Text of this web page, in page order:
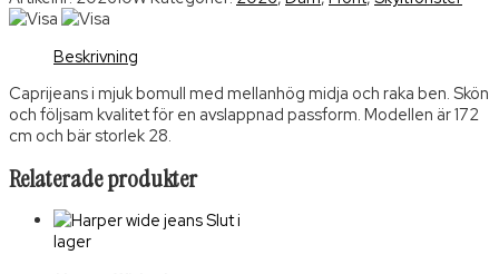
Beskrivning
Caprijeans i mjuk bomull med mellanhög midja och raka ben. Skön
och följsam kvalitet för en avslappnad passform. Modellen är 172
cm och bär storlek 28.
Relaterade produkter
Slut i
lager